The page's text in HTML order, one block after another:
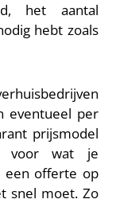
het aantal
hebt zoals
eventueel per
prijsmodel
voor wat je
een offerte op
snel moet. Zo